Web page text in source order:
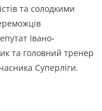
та солодкими
Івано-
та головний тренер
Суперліги.